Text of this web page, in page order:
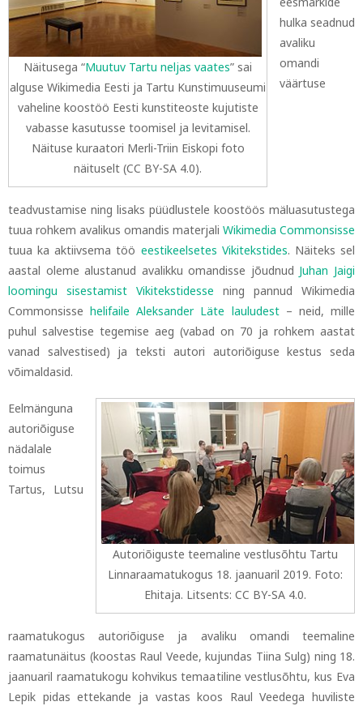
Näitusega “Muutuv Tartu neljas vaates” sai
alguse Wikimedia Eesti ja Tartu Kunstimuuseumi
vaheline koostöö Eesti kunstiteoste kujutiste
vabasse kasutusse toomisel ja levitamisel.
Näituse kuraatori Merli-Triin Eiskopi foto
näituselt (CC BY-SA 4.0).
hulka seadnud
avaliku
omandi
väärtuse
teadvustamise ning lisaks püüdlustele koostöös mäluasutustega
tuua rohkem avalikus omandis materjali Wikimedia Commonsisse
tuua ka aktiivsema töö eestikeelsetes Vikitekstides. Näiteks sel
aastal oleme alustanud avalikku omandisse jõudnud Juhan Jaigi
loomingu sisestamist Vikitekstidesse
ning pannud Wikimedia
Commonsissehelifaile Aleksander Läte lauludest – neid, mille
puhul salvestise tegemise aeg (vabad on 70 ja rohkem aastat
vanad salvestised) ja teksti autori autoriõiguse kestus seda
võimaldasid.
Autoriõiguste teemaline vestlusõhtu Tartu
Linnaraamatukogus 18. jaanuaril 2019. Foto:
Ehitaja. Litsents: CC BY-SA 4.0.
Eelmänguna
autoriõiguse
nädalale
toimus
Tartus, Lutsu
raamatukogus autoriõiguse ja avaliku omandi teemaline
raamatunäitus (koostas Raul Veede, kujundas Tiina Sulg) ning 18.
jaanuaril raamatukogu kohvikus temaatiline vestlusõhtu, kus Eva
Lepik pidas ettekande ja vastas koos Raul Veedega huviliste